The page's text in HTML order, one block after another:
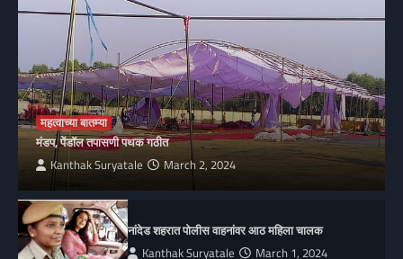
महत्वाच्या बातम्या
मंडप, पेंडॉल तपासणी पथक गठीत
Kanthak Suryatale March 2, 2024
नांदेड शहरात पोलीस वाहनांवर आठ महिला चालक
Kanthak Suryatale March 1, 2024